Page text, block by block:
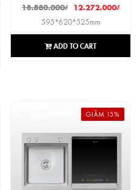
18.880.000₫ 12.272.000₫
595*620*525mm
ADD TO CART
GIẢM 15%